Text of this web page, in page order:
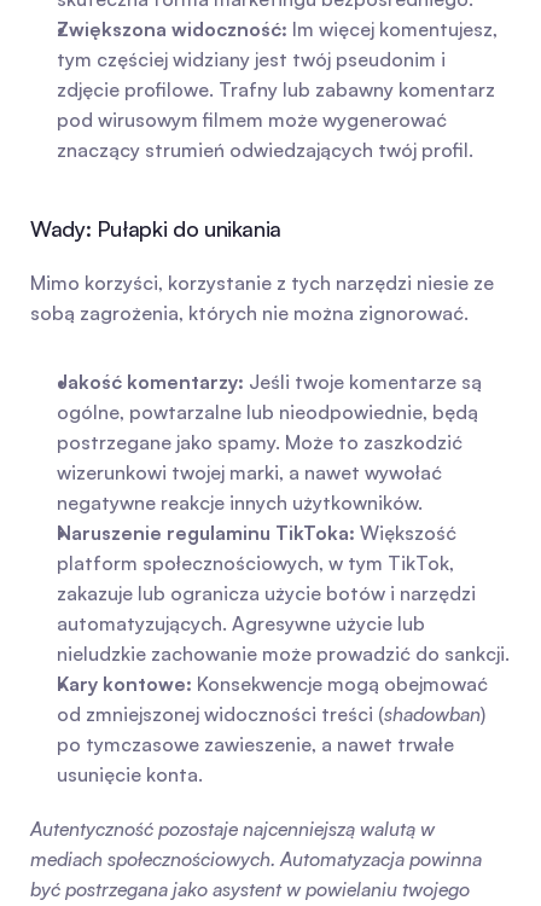
Zwiększona widoczność: Im więcej komentujesz,
tym częściej widziany jest twój pseudonim i
zdjęcie profilowe. Trafny lub zabawny komentarz
pod wirusowym filmem może wygenerować
znaczący strumień odwiedzających twój profil.
Wady: Pułapki do unikania
Mimo korzyści, korzystanie z tych narzędzi niesie ze
sobą zagrożenia, których nie można zignorować.
Jakość komentarzy: Jeśli twoje komentarze są
ogólne, powtarzalne lub nieodpowiednie, będą
postrzegane jako spamy. Może to zaszkodzić
wizerunkowi twojej marki, a nawet wywołać
negatywne reakcje innych użytkowników.
Naruszenie regulaminu TikToka: Większość
platform społecznościowych, w tym TikTok,
zakazuje lub ogranicza użycie botów i narzędzi
automatyzujących. Agresywne użycie lub
nieludzkie zachowanie może prowadzić do sankcji.
Kary kontowe: Konsekwencje mogą obejmować
od zmniejszonej widoczności treści (shadowban)
po tymczasowe zawieszenie, a nawet trwałe
usunięcie konta.
Autentyczność pozostaje najcenniejszą walutą w
mediach społecznościowych. Automatyzacja powinna
być postrzegana jako asystent w powielaniu twojego